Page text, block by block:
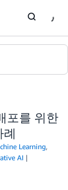
포를 위한
Learning,
AI